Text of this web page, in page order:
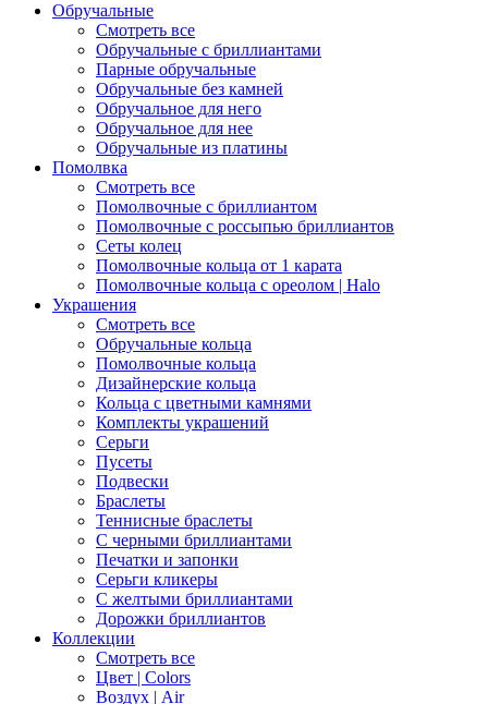
Обручальные
Смотреть все
Обручальные с бриллиантами
Парные обручальные
Обручальные без камней
Обручальное для него
Обручальное для нее
Обручальные из платины
Помолвка
Смотреть все
Помолвочные с бриллиантом
Помолвочные с россыпью бриллиантов
Сеты колец
Помолвочные кольца от 1 карата
Помолвочные кольца с ореолом | Halo
Украшения
Смотреть все
Обручальные кольца
Помолвочные кольца
Дизайнерские кольца
Кольца с цветными камнями
Комплекты украшений
Серьги
Пусеты
Подвески
Браслеты
Теннисные браслеты
C черными бриллиантами
Печатки и запонки
Серьги кликеры
С желтыми бриллиантами
Дорожки бриллиантов
Коллекции
Смотреть все
Цвет | Colors
Воздух | Air